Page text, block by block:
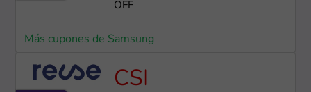
OFF
Más cupones de Samsung
CSI